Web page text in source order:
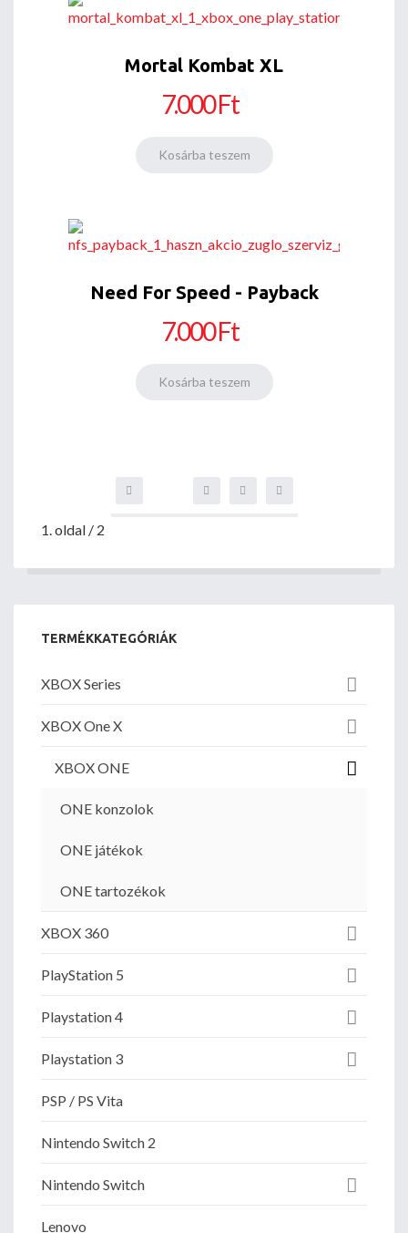
Mortal Kombat XL
7.000 Ft
Need For Speed - Payback
7.000 Ft
1. oldal / 2
TERMÉKKATEGÓRIÁK
XBOX Series
XBOX One X
XBOX ONE
ONE konzolok
ONE játékok
ONE tartozékok
XBOX 360
PlayStation 5
Playstation 4
Playstation 3
PSP / PS Vita
Nintendo Switch 2
Nintendo Switch
Lenovo